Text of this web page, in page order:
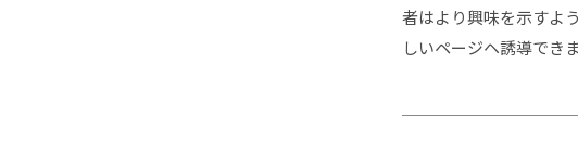
者はより興味を示すよ
しいページヘ誘導でき